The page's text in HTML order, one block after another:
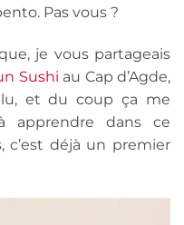
Pas vous ?
je vous partageais
Sushi au Cap d’Agde,
et du coup ça me
apprendre dans ce
c’est déjà un premier